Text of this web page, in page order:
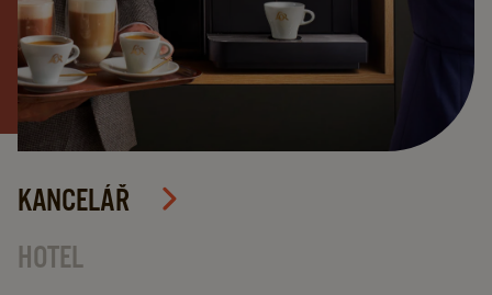
KANCELÁŘ
HOTEL